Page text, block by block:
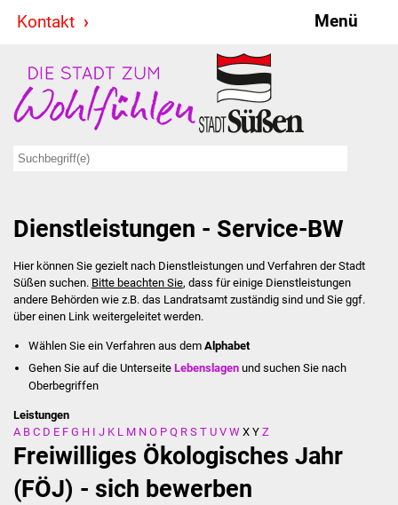
Kontakt Menü
Stadt & Politik
Bürgermeister
Ausschüsse
Ratsinformationssystem
Jugendbeirat
Summerrockfestival
Stadtverwaltung
Ansprechpartner
Dienstleistungen - Service-BW
Hier können Sie gezielt nach Dienstleistungen und Verfahren der Stadt
Süßen suchen. Bitte beachten Sie, dass für einige Dienstleistungen
andere Behörden wie z.B. das Landratsamt zuständig sind und Sie ggf.
über einen Link weitergeleitet werden.
Wählen Sie ein Verfahren aus dem Alphabet
Gehen Sie auf die UnterseiteLebenslagen und suchen Sie nach
Oberbegriffen
Leistungen
A B C D E F G H I J K L M N O P Q R S T U V W X Y Z
Freiwilliges Ökologisches Jahr
(FÖJ) - sich bewerben